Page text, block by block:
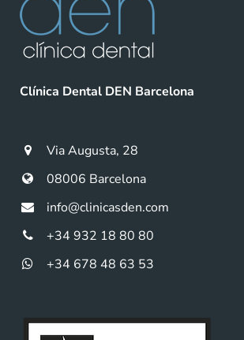
Clínica Dental DEN Barcelona
Via Augusta, 28
08006 Barcelona
info@clinicasden.com
+34 932 18 80 80
+34 678 48 63 53